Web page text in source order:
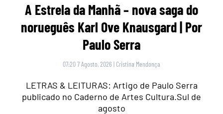
A Estrela da Manhã – nova saga do
norueguês Karl Ove Knausgard | Por
Paulo Serra
07:20 7 Agosto, 2026 | Cristina Mendonça
LETRAS & LEITURAS: Artigo de Paulo Serra
publicado no Caderno de Artes Cultura.Sul de
agosto